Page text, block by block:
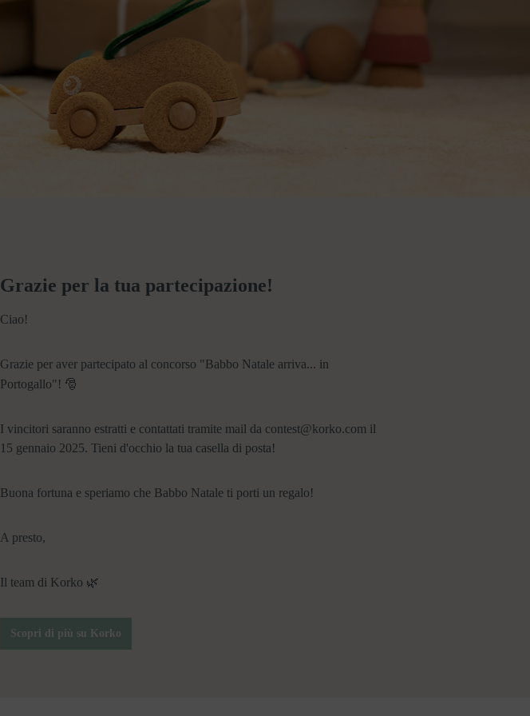
Grazie per la tua partecipazione!
Ciao!
Grazie per aver partecipato al concorso "Babbo Natale arriva... in
Portogallo"! 🎅
I vincitori saranno estratti e contattati tramite mail da contest@korko.com il
15 gennaio 2025. Tieni d'occhio la tua casella di posta!
Buona fortuna e speriamo che Babbo Natale ti porti un regalo!
A presto,
Il team di Korko 🌿
Scopri di più su Korko